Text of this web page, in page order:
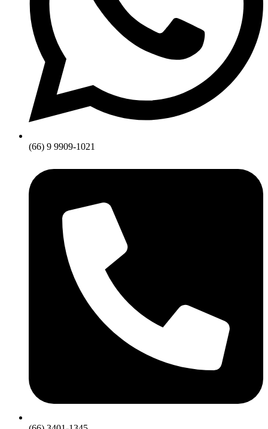
(66) 9 9909-1021